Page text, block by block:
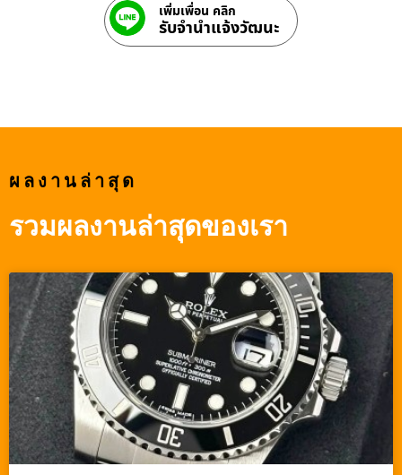
เพิ่มเพื่อน คลิก
รับจํานําแจ้งวัฒนะ
ผลงานล่าสุด
รวมผลงานล่าสุดของเรา